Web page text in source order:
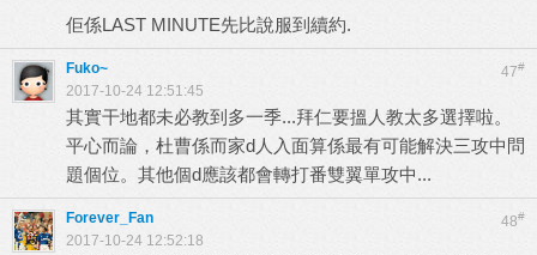
佢係LAST MINUTE先比說服到續約.
47#
Fuko~
2017-10-24 12:51:45
其實干地都未必教到多一季...拜仁要搵人教太多選擇啦。
平心而論，杜曹係而家d人入面算係最有可能解決三攻中問
題個位。其他個d應該都會轉打番雙翼單攻中...
48#
Forever_Fan
2017-10-24 12:52:18